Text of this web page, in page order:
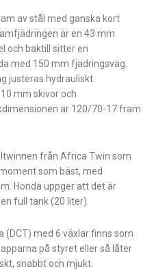
av stål med ganska kort
är en 43 mm
och baktill sitter en
med 150 mm fjädringsväg.
justeras hydrauliskt.
mm skivor och
är 120/70-17 fram
från Africa Twin som
som bäst, med
Honda uppger att det är
full tank (20 liter).
(DCT) med 6 växlar finns som
på styret eller så låter
snabbt och mjukt.